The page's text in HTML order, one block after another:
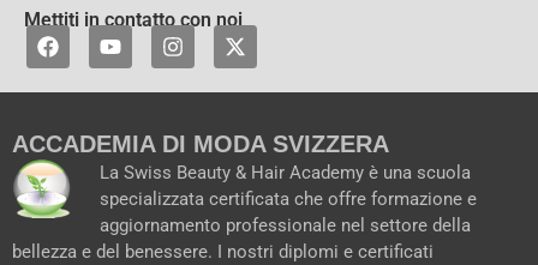
Mettiti in contatto con noi
F
a
e
o
o
k
Y
o
t
b
e
I
n
t
g
r
a
m
X
-
w
t
t
e
r
ACCADEMIA DI MODA SVIZZERA
La Swiss Beauty & Hair Academy è una scuola
specializzata certificata che offre formazione e
aggiornamento professionale nel settore della
bellezza e del benessere. I nostri diplomi e certificati